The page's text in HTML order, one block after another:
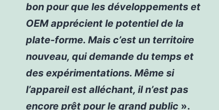
bon pour que les développements et
OEM apprécient le potentiel de la
plate-forme. Mais c’est un territoire
nouveau, qui demande du temps et
des expérimentations. Même si
l’appareil est alléchant, il n’est pas
encore prêt pour le grand public ».